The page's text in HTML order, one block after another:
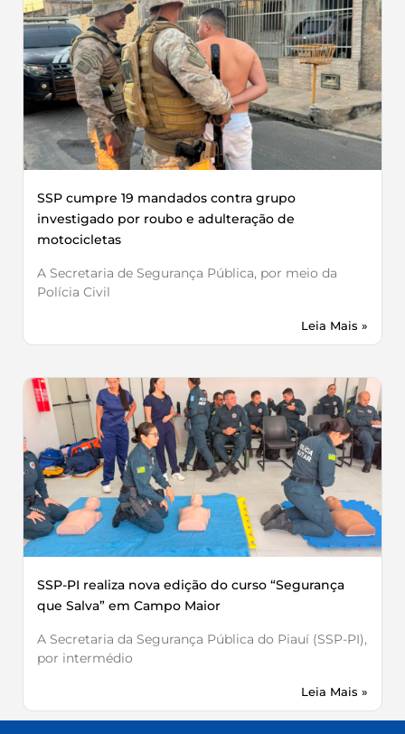
SSP cumpre 19 mandados contra grupo
investigado por roubo e adulteração de
motocicletas
A Secretaria de Segurança Pública, por meio da
Polícia Civil
Leia Mais »
SSP-PI realiza nova edição do curso “Segurança
que Salva” em Campo Maior
A Secretaria da Segurança Pública do Piauí (SSP-PI),
por intermédio
Leia Mais »